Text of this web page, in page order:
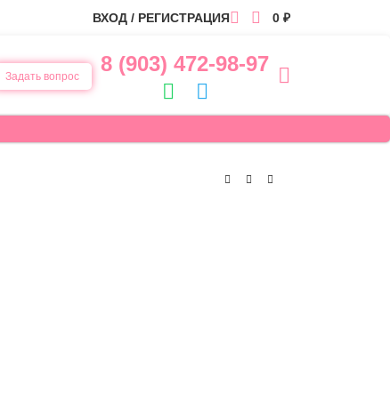
ВХОД / РЕГИСТРАЦИЯ 0 ₽
Задать вопрос
8 (903) 472-98-97